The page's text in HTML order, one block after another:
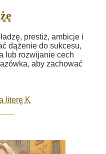
prestiż, ambicje i
dążenie do sukcesu,
lub rozwijanie cech
aby zachować
literę K